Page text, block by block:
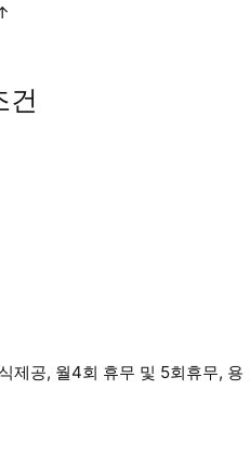
건
제공, 월4회 휴무 및 5회휴무, 용